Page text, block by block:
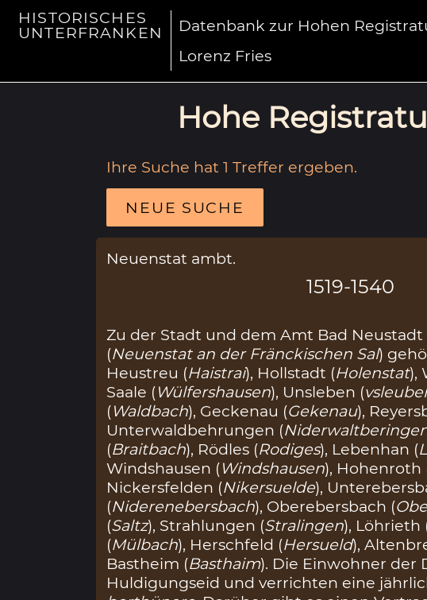
HISTORISCHES
UNTERFRANKEN
Datenbank zur Hohen
Lorenz Fries
Hohe
Ihre Suche hat 1 Treffer ergeben.
NEUE SUCHE
Neuenstat ambt.
1519-1540
Zu der Stadt und dem Amt Bad Neustadt
(Neuenstat an der Fränckischen Sal)
Heustreu (Haistrai), Hollstadt (Holenstat),
Saale (Wülfershausen), Unsleben (
(Waldbach), Geckenau (Gekenau),
Unterwaldbehrungen (
(Braitbach), Rödles (Rodiges), Lebenhan (
Windshausen (Windshausen), Hohenroth
Nickersfelden (Nikersuelde),
(Niderenebersbach), Oberebersbach (
(Saltz), Strahlungen (Stralingen), Löhrieth
(Mülbach), Herschfeld (Hersueld),
Bastheim (Basthaim). Die Einwohner der
Huldigungseid und verrichten eine